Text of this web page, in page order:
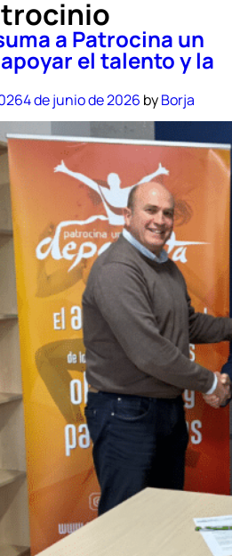
a Patrocina un
el talento y la
4 de junio de 2026 byBorja